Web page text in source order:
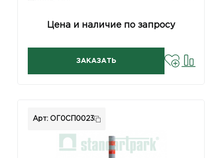
Цена и наличие по запросу
ЗАКАЗАТЬ
Арт: ОГ0СП0023